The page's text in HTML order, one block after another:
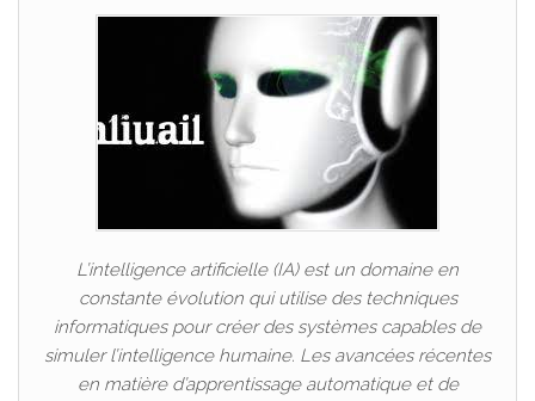
L’intelligence artificielle (IA) est un domaine en
constante évolution qui utilise des techniques
informatiques pour créer des systèmes capables de
simuler l’intelligence humaine. Les avancées récentes
en matière d’apprentissage automatique et de